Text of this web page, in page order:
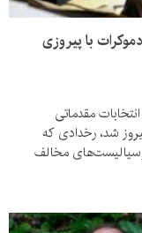
با پیروزی
مقدماتی
شد، رخدادی که
مخالف